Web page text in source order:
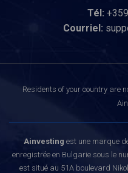
Tél:
Courriel:
Residents of your country are
Ainvesting est une marque
enregistrée en Bulgarie sous le
est situé au 51A boulevard